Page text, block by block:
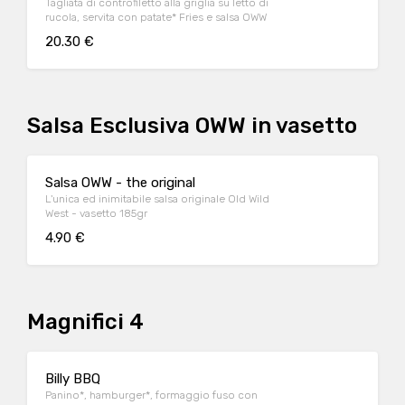
Tagliata di controfiletto alla griglia su letto di
rucola, servita con patate* Fries e salsa OWW
20.30 €
Salsa Esclusiva OWW in vasetto
Salsa OWW - the original
L'unica ed inimitabile salsa originale Old Wild
West - vasetto 185gr
4.90 €
Magnifici 4
Billy BBQ
Panino*, hamburger*, formaggio fuso con